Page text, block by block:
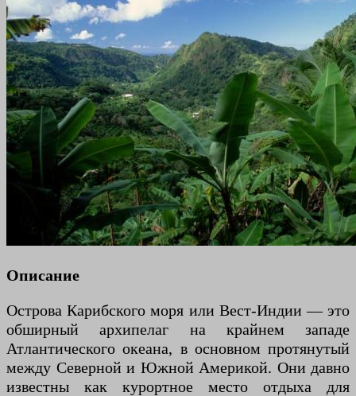
Описание
Острова Карибского моря или Вест-Индии — это
обширный архипелаг на крайнем западе
Атлантического океана, в основном протянутый
между Северной и Южной Америкой. Они давно
известны как курортное место отдыха для